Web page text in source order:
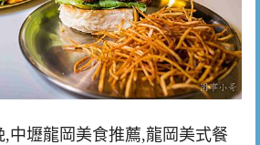
,中壢龍岡美食推薦,龍岡美式餐